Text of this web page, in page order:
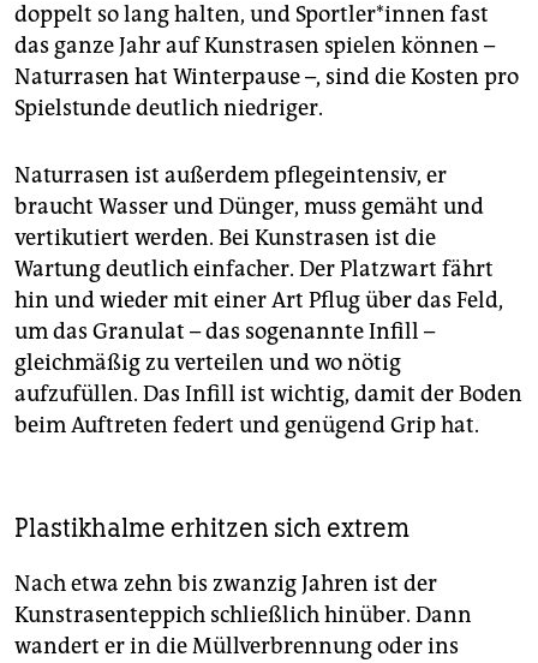
doppelt so lang halten, und Sport­le­r*in­nen fast
das ganze Jahr auf Kunstrasen spielen können –
Naturrasen hat Winterpause –, sind die Kosten pro
Spielstunde deutlich niedriger.
Naturrasen ist außerdem pflegeintensiv, er
braucht Wasser und Dünger, muss gemäht und
vertikutiert werden. Bei Kunstrasen ist die
Wartung deutlich einfacher. Der Platzwart fährt
hin und wieder mit einer Art Pflug über das Feld,
um das Granulat – das sogenannte Infill –
gleichmäßig zu verteilen und wo nötig
aufzufüllen. Das Infill ist wichtig, damit der Boden
beim Auftreten federt und genügend Grip hat.
Plastikhalme erhitzen sich extrem
Nach etwa zehn bis zwanzig Jahren ist der
Kunstrasenteppich schließlich hinüber. Dann
wandert er in die Müllverbrennung oder ins